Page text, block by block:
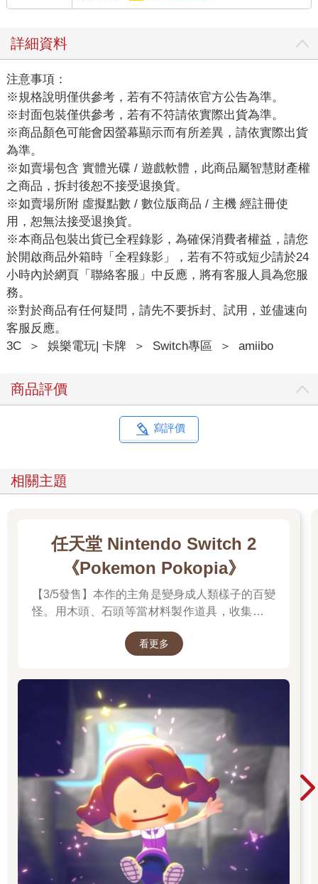
詳細資料
注意事項：
※規格說明僅供參考，若有不符請依官方公告為準。
※封面包裝僅供參考，若有不符請依實際出貨為準。
※商品顏色可能會因螢幕顯示而有所差異，請依實際出貨
為準。
※如賣場包含 實體光碟 / 遊戲軟體，此商品屬智慧財產權
之商品，拆封後恕不接受退換貨。
※如賣場所附 虛擬點數 / 數位版商品 / 主機 經註冊使
用，恕無法接受退換貨。
※本商品包裝出貨已全程錄影，為確保消費者權益，請您
於開啟商品外箱時「全程錄影」，若有不符或短少請於24
小時內於網頁「聯絡客服」中反應，將有客服人員為您服
務。
※對於商品有任何疑問，請先不要拆封、試用，並儘速向
客服反應。
3C
＞ 娛樂電玩| 卡牌 ＞ Switch專區 ＞ amiibo
商品評價
寫評價
相關主題
任天堂 Nintendo Switch 2
《Pokemon Pokopia》
【3/5發售】本作的主角是變身成人類樣子的百變
怪。用木頭、石頭等當材料製作道具，收集樹果
方吧。並且遊戲中的時間會與現實時間同步。體
的個性，度過悠悠哉哉的生活吧。
看更多